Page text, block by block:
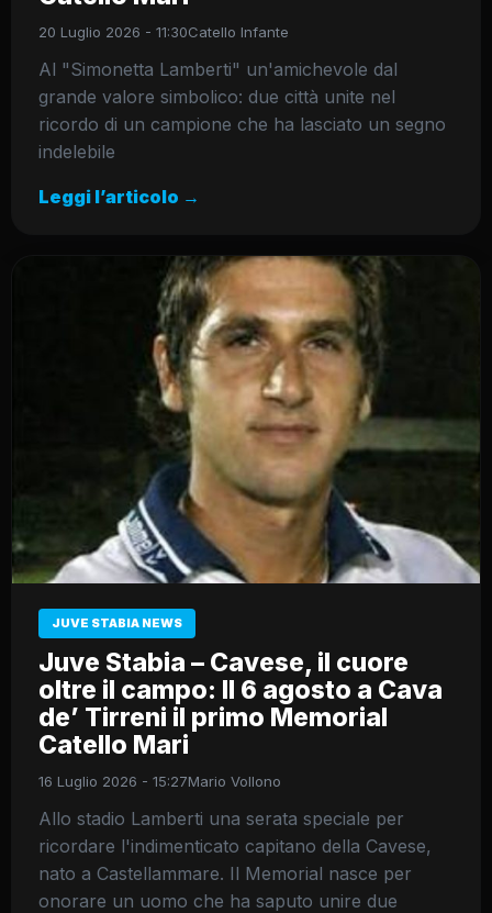
20 Luglio 2026 - 11:30Catello Infante
Al "Simonetta Lamberti" un'amichevole dal
grande valore simbolico: due città unite nel
ricordo di un campione che ha lasciato un segno
indelebile
Leggi l’articolo →
JUVE STABIA NEWS
Juve Stabia – Cavese, il cuore
oltre il campo: Il 6 agosto a Cava
de’ Tirreni il primo Memorial
Catello Mari
16 Luglio 2026 - 15:27Mario Vollono
Allo stadio Lamberti una serata speciale per
ricordare l'indimenticato capitano della Cavese,
nato a Castellammare. Il Memorial nasce per
onorare un uomo che ha saputo unire due